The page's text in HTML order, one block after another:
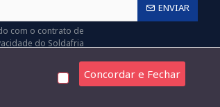
ENVIAR
com o contrato de
do Soldafria
Concordar e Fechar